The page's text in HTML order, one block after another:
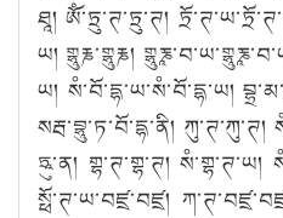
ཐཱ། ཨོཾ་ཏྲུ་ཊ་ཏྲུ་ཊ།
ཡ། གྷཱུརྞ་གྷཱུརྞ།
ཡ། སཾ་བོ་དྷ་ཡ་སཾ་བོ་དྷ་ཡ།
སརྦ་བྷཱུ་ཏ་བོ་དྷ་ནི། ཀུ་ཊ་ཀུ་ཊ།
ཏྲཱུ་ན། གྷ་ཊ་གྷ་ཊ། སཾ་གྷ་ཊ་ཡ།
སྥོ་ཊ་ཡ་བཛྲ་བཛྲ།